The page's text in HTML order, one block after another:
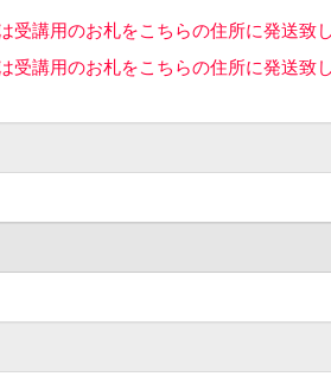
受講用のお札をこちらの住所に発送致
受講用のお札をこちらの住所に発送致